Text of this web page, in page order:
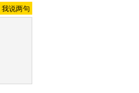
我说两句